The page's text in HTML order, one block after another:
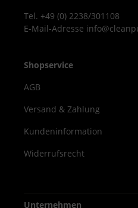
Tel. +49 (0) 2238/301108
E-Mail-Adresse
Shopservice
AGB
Versand & Zahlung
Kundeninformation
Widerrufsrecht
Unternehmen